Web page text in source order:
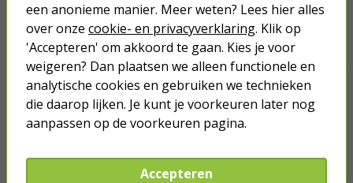
Ratten bestrijden Vliegen bestrijden Muizen bestrijden
een anonieme manier. Meer weten? Lees hier alles
over onze cookie- en privacyverklaring. Klik op
'Accepteren' om akkoord te gaan. Kies je voor
weigeren? Dan plaatsen we alleen functionele en
analytische cookies en gebruiken we technieken
die daarop lijken. Je kunt je voorkeuren later nog
aanpassen op de voorkeuren pagina.
Accepteren